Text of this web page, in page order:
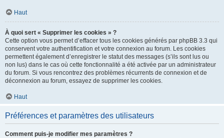
Haut
À quoi sert « Supprimer les cookies » ?
Cette option vous permet d’effacer tous les cookies générés par phpBB 3.3 qui
conservent votre authentification et votre connexion au forum. Les cookies
permettent également d’enregistrer le statut des messages (s’ils sont lus ou
non lus) dans le cas où cette fonctionnalité a été activée par un administrateur
du forum. Si vous rencontrez des problèmes récurrents de connexion et de
déconnexion au forum, essayez de supprimer les cookies.
Haut
Préférences et paramètres des utilisateurs
Comment puis-je modifier mes paramètres ?